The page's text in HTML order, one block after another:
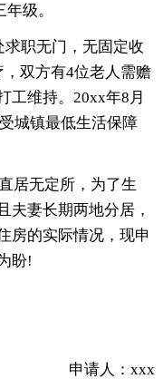
级。
职无门，无固定收
双方有4位老人需赡
工维持。20xx年8月
城镇最低生活保障
居无定所，为了生
夫妻长期两地分居，
房的实际情况，现申
盼!
申请人：xxx